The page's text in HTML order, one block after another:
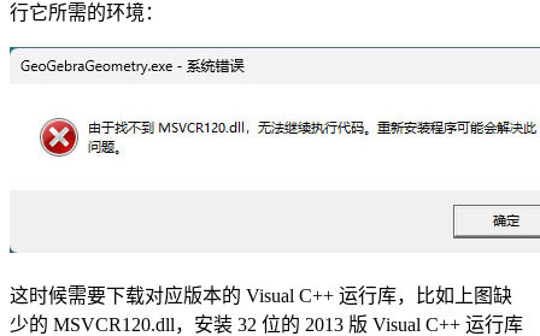
行它所需的环境：
这时候需要下载对应版本的 Visual C++ 运行库，比如上图缺
少的 MSVCR120.dll，安装 32 位的 2013 版 Visual C++ 运行库